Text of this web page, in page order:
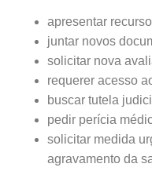
apresentar
juntar novos
solicitar nova
requerer acesso
buscar tutela
pedir perícia
solicitar medida
agravamento da